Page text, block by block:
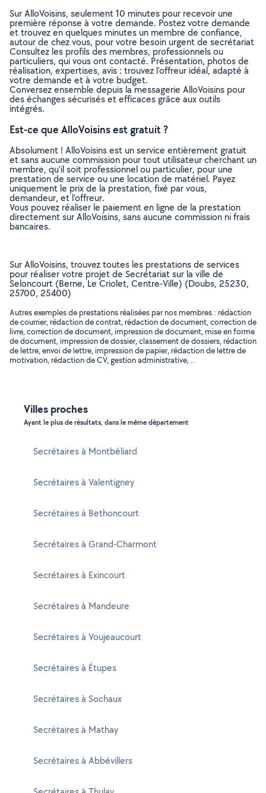
Sur AlloVoisins, seulement 10 minutes pour recevoir une
première réponse à votre demande. Postez votre demande
et trouvez en quelques minutes un membre de confiance,
autour de chez vous, pour votre besoin urgent de secrétariat
Consultez les profils des membres, professionnels ou
particuliers, qui vous ont contacté. Présentation, photos de
réalisation, expertises, avis : trouvez l'offreur idéal, adapté à
votre demande et à votre budget.
Conversez ensemble depuis la messagerie AlloVoisins pour
des échanges sécurisés et efficaces grâce aux outils
intégrés.
Est-ce que AlloVoisins est gratuit ?
Absolument ! AlloVoisins est un service entièrement gratuit
et sans aucune commission pour tout utilisateur cherchant un
membre, qu’il soit professionnel ou particulier, pour une
prestation de service ou une location de matériel. Payez
uniquement le prix de la prestation, fixé par vous,
demandeur, et l’offreur.
Vous pouvez réaliser le paiement en ligne de la prestation
directement sur AlloVoisins, sans aucune commission ni frais
bancaires.
Sur AlloVoisins, trouvez toutes les prestations de services
pour réaliser votre projet de Secrétariat sur la ville de
Seloncourt (Berne, Le Criolet, Centre-Ville) (Doubs, 25230,
25700, 25400)
Autres exemples de prestations réalisées par nos membres : rédaction
de courrier, rédaction de contrat, rédaction de document, correction de
livre, correction de document, impression de document, mise en forme
de document, impression de dossier, classement de dossiers, rédaction
de lettre, envoi de lettre, impression de papier, rédaction de lettre de
motivation, rédaction de CV, gestion administrative, ..
Villes proches
Ayant le plus de résultats, dans le même département
Secrétaires à Montbéliard
Secrétaires à Valentigney
Secrétaires à Bethoncourt
Secrétaires à Grand-Charmont
Secrétaires à Exincourt
Secrétaires à Mandeure
Secrétaires à Voujeaucourt
Secrétaires à Étupes
Secrétaires à Sochaux
Secrétaires à Mathay
Secrétaires à Abbévillers